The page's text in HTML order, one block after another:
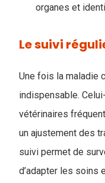
organes et
Le suivi
Une fois la maladie
indispensable.
vétérinaires
un ajustement des
suivi permet de
d’adapter les soins